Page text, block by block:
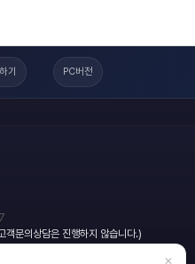
기 PC버전
의상담은 진행하지 않습니다.)
×